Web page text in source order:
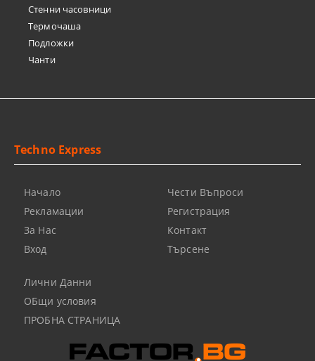
Стенни часовници
Термочашa
Подложки
Чанти
Techno Express
Начало
Рекламации
За Нас
Вход
Чести Въпроси
Регистрация
Контакт
Търсене
Лични Данни
ОБщи условия
ПРОБНА СТРАНИЦА